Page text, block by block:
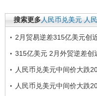
搜索更多人民币兑美元 人
2月贸易逆差315亿美元创
315亿美元 2月外贸逆差创
人民币兑美元中间价大跌
人民币兑美元中间价大跌